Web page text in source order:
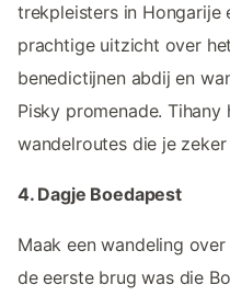
trekpleisters in Hongarije
prachtige uitzicht over
benedictijnen abdij en
Pisky promenade.
wandelroutes die je
4. Dagje Boedapest
Maak een wandeling
de eerste brug was die